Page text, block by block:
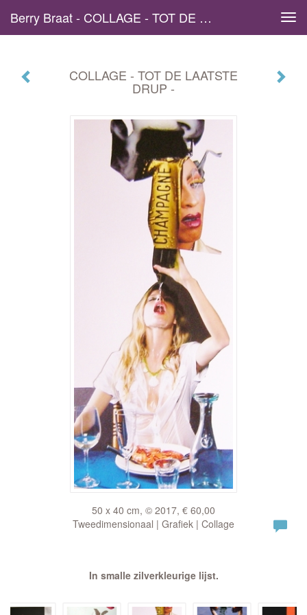
Berry Braat - COLLAGE - TOT DE LAATSTE DRUP -
COLLAGE - TOT DE LAATSTE
DRUP -
50 x 40 cm, © 2017, € 60,00
Tweedimensionaal | Grafiek | Collage
In smalle zilverkleurige lijst.